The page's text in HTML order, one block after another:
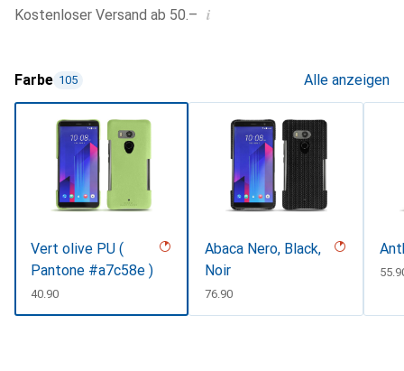
Kostenloser Versand ab 50.– i
Farbe 105 Alle anzeigen
Vert olive PU (
Pantone #a7c58e )
CHF
40.90
Abaca Nero, Black,
Noir
CHF
76.90
CHF